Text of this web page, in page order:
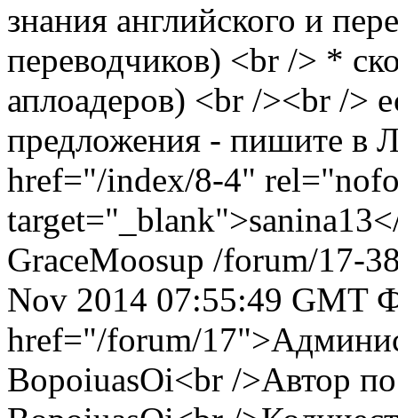
знания английского и
переводчиков) <br /> *
аплоадеров) <br /><br />
предложения - пишите в
href="/index/8-4"
GraceMoosup /forum/17-
Nov 2014 07:55:49 GMT
href="/forum/
BopoiuasOi<br />Автор